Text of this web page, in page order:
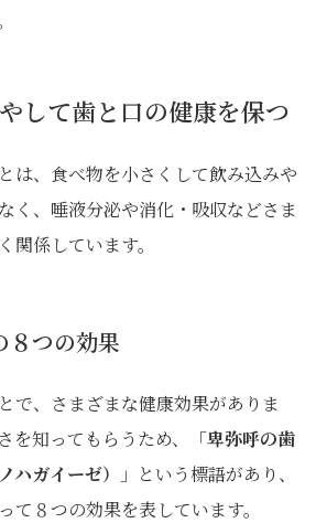
して歯と口の健康を保つ
は、食べ物を小さくして飲み込みや
く、唾液分泌や消化・吸収などさま
関係しています。
８つの効果
で、さまざまな健康効果がありま
を知ってもらうため、「卑弥呼の歯
ハガイーゼ）
」という標語があり、
て８つの効果を表しています。